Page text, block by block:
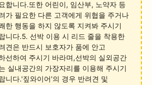
합니다.또한 어린이, 임산부, 노약자 등
가 필요한 다른 고객에게 위협을 주거나
한 행동을 하지 않도록 지켜봐 주시기
니다.5. 선박 이용 시 리드 줄을 착용한
견은 반드시 보호자가 품에 안고
선하여 주시기 바라며,선박의 실외공간
실내공간의 가장자리를 이용해 주시기
니다.'짚와이어'의 경우 반려견 및